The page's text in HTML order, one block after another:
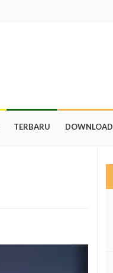
TERBARU DOWNLOAD